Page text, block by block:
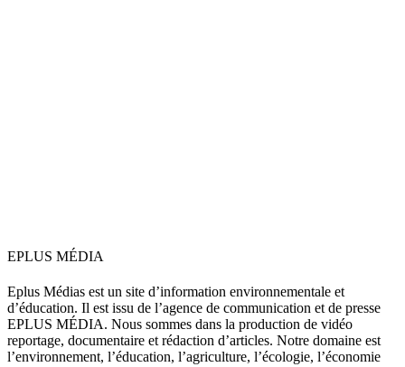
EPLUS MÉDIA
Eplus Médias est un site d’information environnementale et
d’éducation. Il est issu de l’agence de communication et de presse
EPLUS MÉDIA. Nous sommes dans la production de vidéo
reportage, documentaire et rédaction d’articles. Notre domaine est
l’environnement, l’éducation, l’agriculture, l’écologie, l’économie